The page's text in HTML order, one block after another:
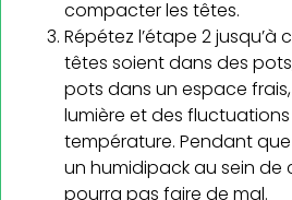
compacter les têtes.
Répétez l’étape 2
têtes soient dans des
pots dans un espace
lumière et des
température. Pendant
un humidipack au sein
pourra pas faire de mal.